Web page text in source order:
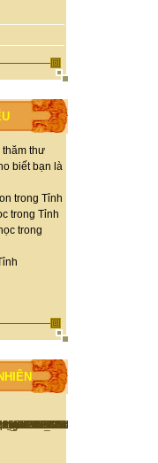
thư
biết bạn là
trong Tỉnh
trong Tỉnh
trong